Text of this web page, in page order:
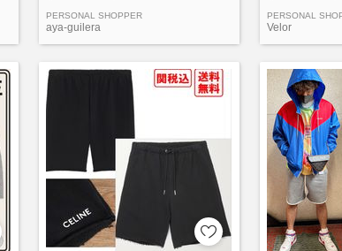
PERSONAL SHOPPER
aya-guilera
PERSONAL
Velor